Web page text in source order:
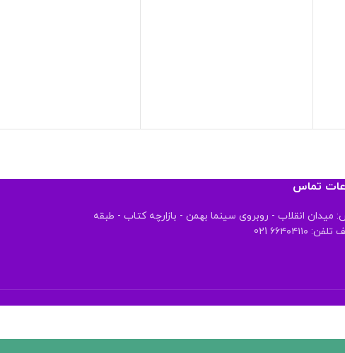
تماس
میدان انقلاب - روبروی سینما بهمن - بازارچه کتاب - طبقه
۶۶۴۰۴۱۱۰ 021